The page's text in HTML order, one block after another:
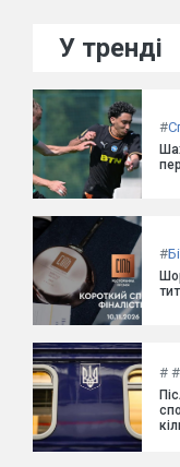
У тренді
#
#
# #